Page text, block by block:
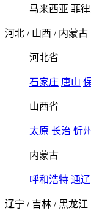
马来西亚 菲
河北 / 山西 / 内蒙古
河北省
石家庄 唐山
山西省
太原 长治 忻州
内蒙古
呼和浩特 通辽
辽宁 / 吉林 /黑龙江